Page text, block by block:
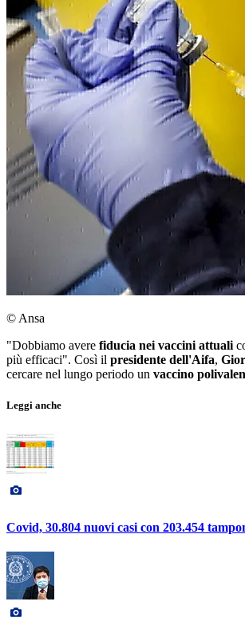
© Ansa
"Dobbiamo avere fiducia nei vaccini attuali
più efficaci". Così il presidente dell'Aifa,
cercare nel lungo periodo un vaccino
Leggi anche
Covid, 30.804 nuovi casi con 203.454